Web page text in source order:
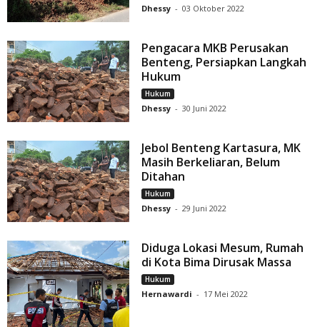
Dhessy - 03 Oktober 2022
Pengacara MKB Perusakan
Benteng, Persiapkan Langkah
Hukum
Hukum
Dhessy - 30 Juni 2022
Jebol Benteng Kartasura, MK
Masih Berkeliaran, Belum
Ditahan
Hukum
Dhessy - 29 Juni 2022
Diduga Lokasi Mesum, Rumah
di Kota Bima Dirusak Massa
Hukum
Hernawardi - 17 Mei 2022